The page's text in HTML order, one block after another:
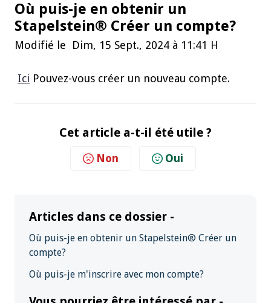
Où puis-je en obtenir un
Stapelstein® Créer un compte?
Modifié le Dim, 15 Sept., 2024 à 11:41 H
Ici Pouvez-vous créer un nouveau compte.
Cet article a-t-il été utile ?
Non Oui
Articles dans ce dossier -
Où puis-je en obtenir un Stapelstein® Créer un
compte?
Où puis-je m'inscrire avec mon compte?